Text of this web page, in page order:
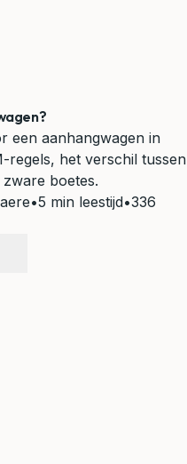
een aanhangwagen in
regels, het verschil tussen
boetes.
•5 min leestijd•336